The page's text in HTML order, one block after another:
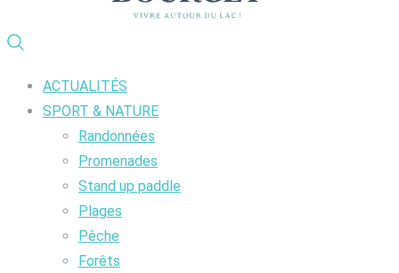
ACTUALITÉS
SPORT & NATURE
Randonnées
Promenades
Stand up paddle
Plages
Pêche
Forêts